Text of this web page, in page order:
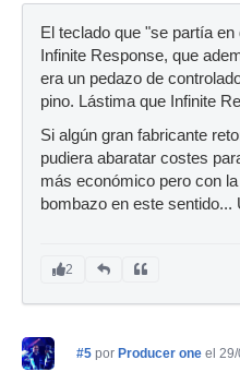
El teclado que "se partía
Infinite Response, que
era un pedazo de
pino. Lástima que Infinite
Si algún gran fabricante
pudiera abaratar costes
más económico pero con
bombazo en este sentido...
2
#5 por Producer one el